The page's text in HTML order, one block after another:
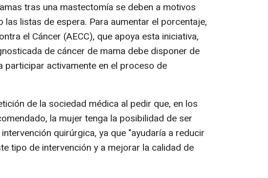
tras una mastectomía se deben a motivos
listas de espera. Para aumentar el porcentaje,
el Cáncer (AECC), que apoya esta iniciativa,
de cáncer de mama debe disponer de
activamente en el proceso de
de la sociedad médica al pedir que, en los
la mujer tenga la posibilidad de ser
quirúrgica, ya que "ayudaría a reducir
tipo de intervención y a mejorar la calidad de